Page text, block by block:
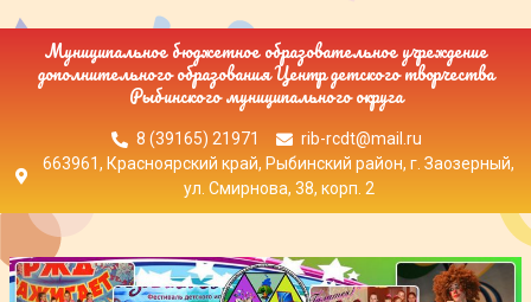
Муниципальное бюджетное образовательное учреждение
дополнительного образования Центр детского творчества
Рыбинского муниципального округа
8 (39165) 21971
rib-rcdt@mail.ru
663961, Красноярский край, Рыбинский район, г. Заозерный,
ул. Смирнова, 38, корп. 2